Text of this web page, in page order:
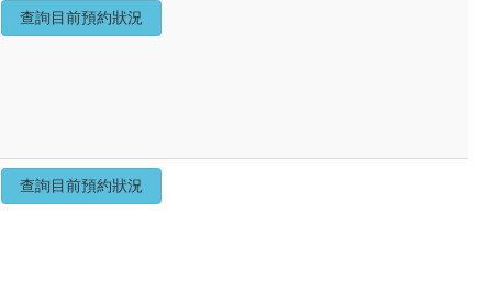
查詢目前預約狀況
查詢目前預約狀況